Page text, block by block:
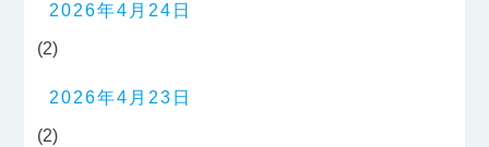
2026年4月24日
(2)
2026年4月23日
(2)